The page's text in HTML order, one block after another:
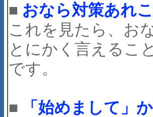
■ おなら対策あれ
これを見たら、お
とにかく言えるこ
です。
■
「始めまして」